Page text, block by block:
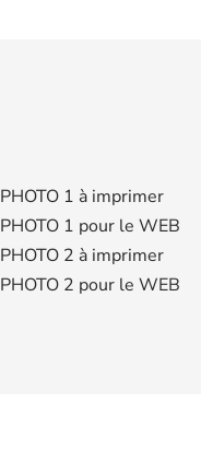
PHOTO 1 à imprimer
PHOTO 1 pour le WEB
PHOTO 2 à imprimer
PHOTO 2 pour le WEB